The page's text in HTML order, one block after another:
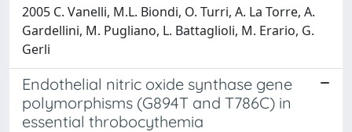
2005 C. Vanelli, M.L. Biondi, O. Turri, A. La Torre, A.
Gardellini, M. Pugliano, L. Battaglioli, M. Erario, G.
Gerli
Endothelial nitric oxide synthase gene
polymorphisms (G894T and T786C) in
essential throbocythemia